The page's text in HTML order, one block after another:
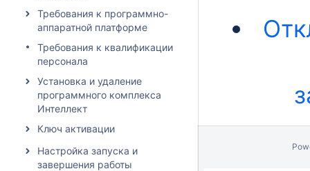
Требования к программно-
аппаратной платформе
Требования к квалификации
персонала
Установка и удаление
программного комплекса
Интеллект
Ключ активации
Настройка запуска и
завершения работы